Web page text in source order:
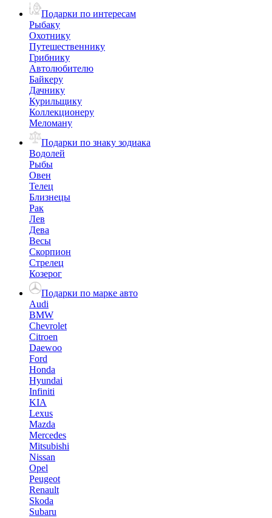
Подарки по интересам
Рыбаку
Охотнику
Путешественнику
Грибнику
Автолюбителю
Байкеру
Дачнику
Курильщику
Коллекционеру
Меломану
Подарки по знаку зодиака
Водолей
Рыбы
Овен
Телец
Близнецы
Рак
Лев
Дева
Весы
Скорпион
Стрелец
Козерог
Подарки по марке авто
Audi
BMW
Chevrolet
Citroen
Daewoo
Ford
Honda
Hyundai
Infiniti
KIA
Lexus
Mazda
Mercedes
Mitsubishi
Nissan
Opel
Peugeot
Renault
Skoda
Subaru